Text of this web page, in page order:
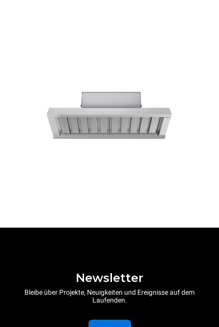
Newsletter
Bleibe über Projekte, Neuigkeiten und Ereignisse auf dem
Laufenden.